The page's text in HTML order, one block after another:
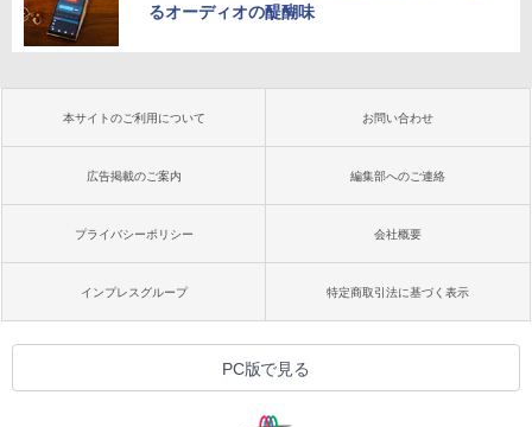
るオーディオの醍醐味
本サイトのご利用について お問い合わせ
広告掲載のご案内 編集部へのご連絡
プライバシーポリシー 会社概要
インプレスグループ 特定商取引法に基づく表示
PC版で見る